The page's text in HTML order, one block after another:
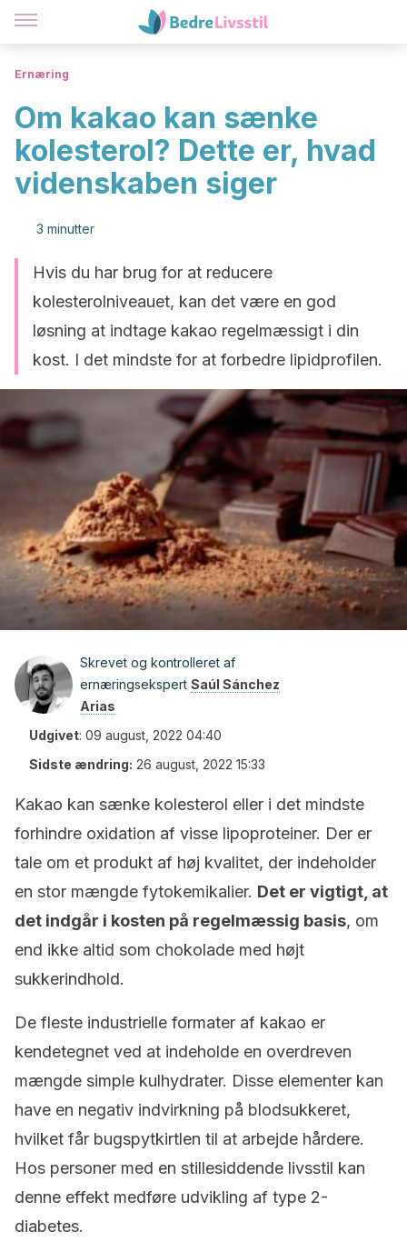
Ernæring
Om kakao kan sænke
kolesterol? Dette er, hvad
videnskaben siger
3 minutter
Hvis du har brug for at reducere
kolesterolniveauet, kan det være en god
løsning at indtage kakao regelmæssigt i din
kost. I det mindste for at forbedre lipidprofilen.
Skrevet og kontrolleret af
ernæringsekspert Saúl Sánchez
Arias
Udgivet: 09 august, 2022 04:40
Sidste ændring: 26 august, 2022 15:33
Kakao kan sænke kolesterol eller i det mindste
forhindre oxidation af visse lipoproteiner. Der er
tale om et produkt af høj kvalitet, der indeholder
en stor mængde fytokemikalier. Det er vigtigt, at
det indgår i kosten på regelmæssig basis, om
end ikke altid som chokolade med højt
sukkerindhold.
De fleste industrielle formater af kakao er
kendetegnet ved at indeholde en overdreven
mængde simple kulhydrater. Disse elementer kan
have en negativ indvirkning på blodsukkeret,
hvilket får bugspytkirtlen til at arbejde hårdere.
Hos personer med en stillesiddende livsstil kan
denne effekt medføre udvikling af type 2-
diabetes.